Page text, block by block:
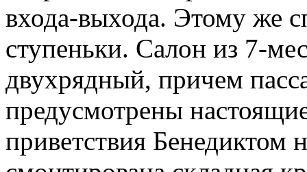
входа-выхода. Этому же
ступеньки. Салон из 7-
двухрядный, причем
предусмотрены
приветствия Бенедиктом